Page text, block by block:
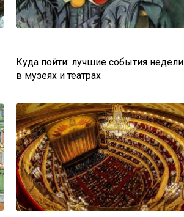
Куда пойти: лучшие события недели
в музеях и театрах